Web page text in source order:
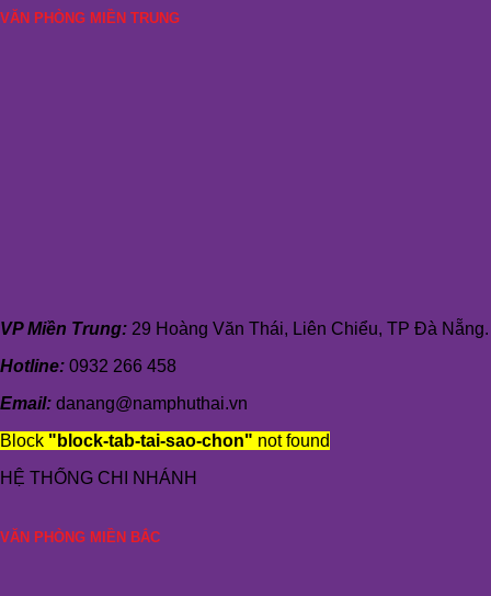
VĂN PHÒNG MIỀN TRUNG
VP Miền Trung: 29 Hoàng Văn Thái, Liên Chiểu, TP Đà Nẵng.
Hotline: 0932 266 458
Email: danang@namphuthai.vn
Block "block-tab-tai-sao-chon" not found
HỆ THỐNG CHI NHÁNH
VĂN PHÒNG MIỀN BẮC